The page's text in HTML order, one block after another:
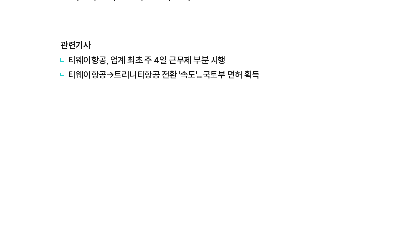
관련기사
티웨이항공, 업계 최초 주 4일 근무제 부분 시행
티웨이항공→트리니티항공 전환 '속도'…국토부 면허 획득